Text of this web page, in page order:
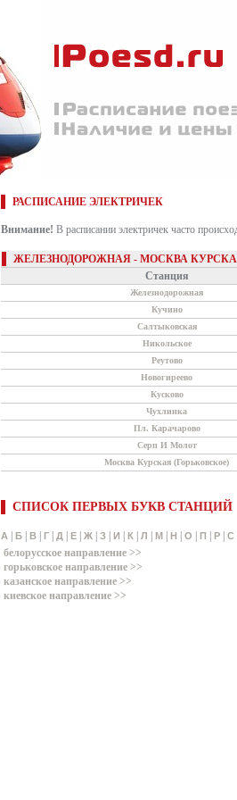
РАСПИСАНИЕ ЭЛЕКТРИЧЕК
Внимание! В расписании электричек часто
ЖЕЛЕЗНОДОРОЖНАЯ - МОСКВА
Станция
Железнодорожная
Кучино
Салтыковская
Никольское
Реутово
Новогиреево
Кусково
Чухлинка
Пл. Карачарово
Серп И Молот
Москва Курская (Горьковское)
СПИСОК ПЕРВЫХ БУКВ СТАНЦИЙ
А Б В Г Д Е Ж З И К Л М Н О П Р С
белорусское направление >>
горьковское направление >>
казанское направление >>
киевское направление >>